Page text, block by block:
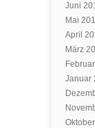
Juni
Mai
April
März
Januar